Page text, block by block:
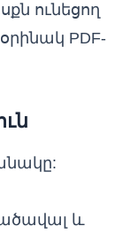
ունեցող
PDF-
և